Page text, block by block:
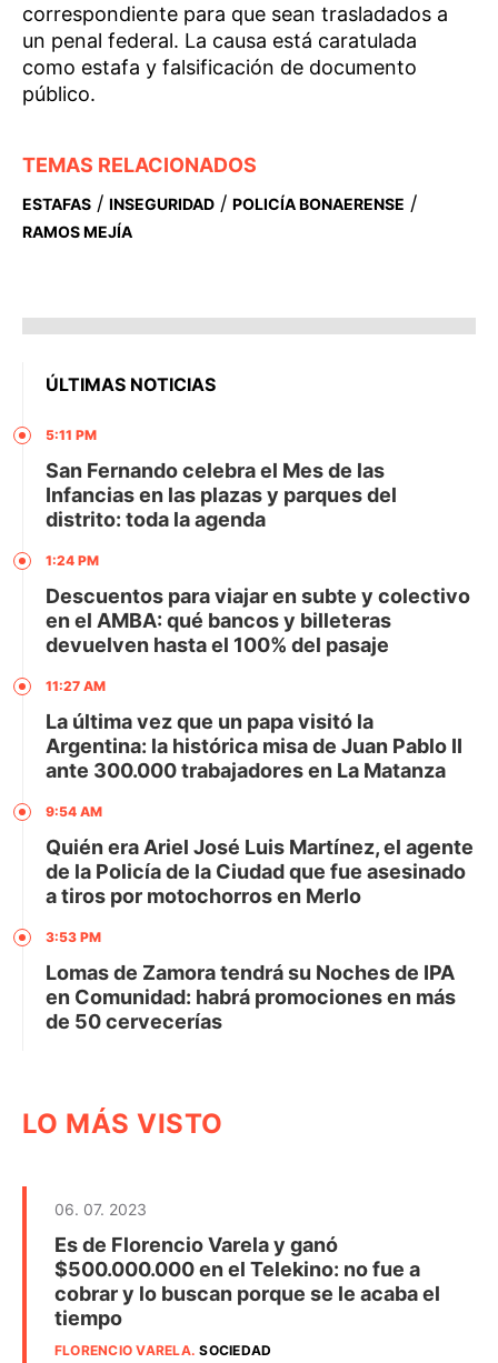
correspondiente para que sean trasladados a
un penal federal. La causa está caratulada
como estafa y falsificación de documento
público.
TEMAS RELACIONADOS
ESTAFAS / INSEGURIDAD / POLICÍA BONAERENSE /
RAMOS MEJÍA
ÚLTIMAS NOTICIAS
5:11 PM
San Fernando celebra el Mes de las
Infancias en las plazas y parques del
distrito: toda la agenda
1:24 PM
Descuentos para viajar en subte y colectivo
en el AMBA: qué bancos y billeteras
devuelven hasta el 100% del pasaje
11:27 AM
La última vez que un papa visitó la
Argentina: la histórica misa de Juan Pablo II
ante 300.000 trabajadores en La Matanza
9:54 AM
Quién era Ariel José Luis Martínez, el agente
de la Policía de la Ciudad que fue asesinado
a tiros por motochorros en Merlo
3:53 PM
Lomas de Zamora tendrá su Noches de IPA
en Comunidad: habrá promociones en más
de 50 cervecerías
LO MÁS VISTO
06. 07. 2023
Es de Florencio Varela y ganó
$500.000.000 en el Telekino: no fue a
cobrar y lo buscan porque se le acaba el
tiempo
FLORENCIO VARELA.SOCIEDAD